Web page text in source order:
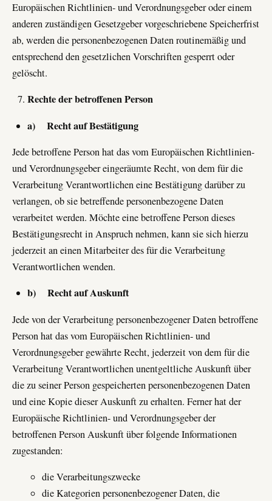
Europäischen Richtlinien- und Verordnungsgeber oder einem
anderen zuständigen Gesetzgeber vorgeschriebene Speicherfrist
ab, werden die personenbezogenen Daten routinemäßig und
entsprechend den gesetzlichen Vorschriften gesperrt oder
gelöscht.
Rechte der betroffenen Person
a) Recht auf Bestätigung
Jede betroffene Person hat das vom Europäischen Richtlinien-
und Verordnungsgeber eingeräumte Recht, von dem für die
Verarbeitung Verantwortlichen eine Bestätigung darüber zu
verlangen, ob sie betreffende personenbezogene Daten
verarbeitet werden. Möchte eine betroffene Person dieses
Bestätigungsrecht in Anspruch nehmen, kann sie sich hierzu
jederzeit an einen Mitarbeiter des für die Verarbeitung
Verantwortlichen wenden.
b) Recht auf Auskunft
Jede von der Verarbeitung personenbezogener Daten betroffene
Person hat das vom Europäischen Richtlinien- und
Verordnungsgeber gewährte Recht, jederzeit von dem für die
Verarbeitung Verantwortlichen unentgeltliche Auskunft über
die zu seiner Person gespeicherten personenbezogenen Daten
und eine Kopie dieser Auskunft zu erhalten. Ferner hat der
Europäische Richtlinien- und Verordnungsgeber der
betroffenen Person Auskunft über folgende Informationen
zugestanden:
die Verarbeitungszwecke
die Kategorien personenbezogener Daten, die